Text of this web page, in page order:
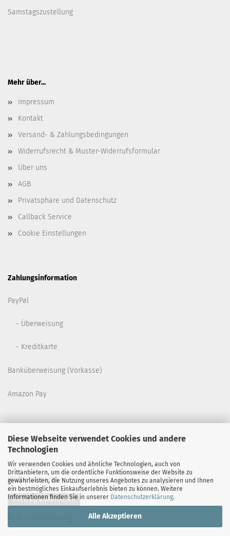
Diese Webseite verwendet Cookies und andere
Technologien
Wir verwenden Cookies und ähnliche Technologien, auch von
Drittanbietern, um die ordentliche Funktionsweise der Website zu
gewährleisten, die Nutzung unseres Angebotes zu analysieren und Ihnen
ein bestmögliches Einkaufserlebnis bieten zu können. Weitere
Informationen finden Sie in unserer Datenschutzerklärung.
Alle Akzeptieren
Samstagszustellung
Mehr über...
Impressum
Kontakt
Versand- & Zahlungsbedingungen
Widerrufsrecht & Muster-Widerrufsformular
Über uns
AGB
Privatsphäre und Datenschutz
Callback Service
Cookie Einstellungen
Zahlungsinformation
PayPal
- Überweisung
- Kreditkarte
Banküberweisung (Vorkasse)
Amazon Pay
Widerrufsrecht
Vertrag widerrufen